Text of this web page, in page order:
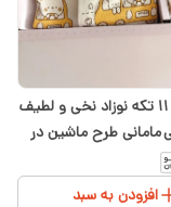
ست کامل ۱۱ تکه نوزاد نخی و لطیف
مامانی طرح ماشین در
افزودن به سبد